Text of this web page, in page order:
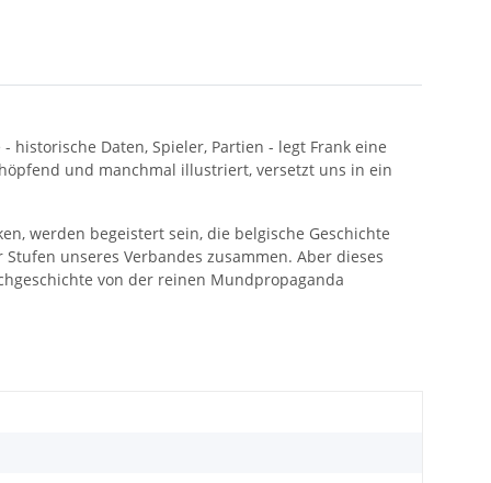
historische Daten, Spieler, Partien - legt Frank eine
und manchmal illustriert, versetzt uns in ein
werden begeistert sein, die belgische Geschichte
unseres Verbandes zusammen. Aber dieses
von der reinen Mundpropaganda